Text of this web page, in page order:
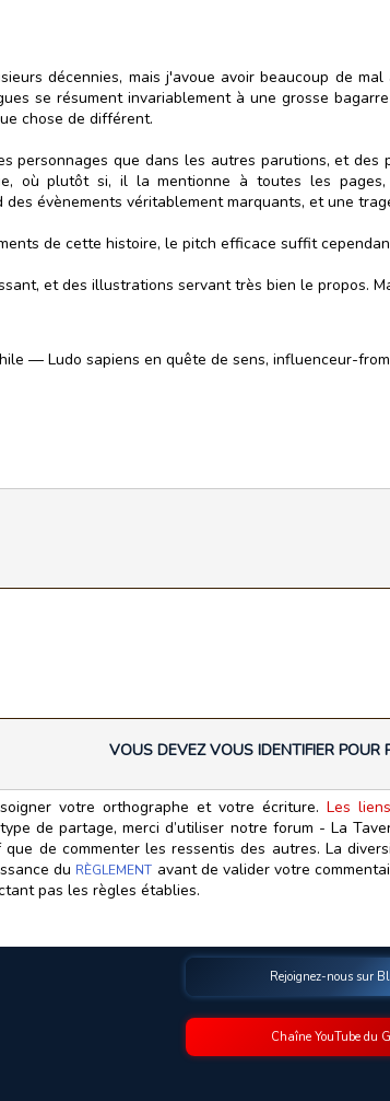
décennies, mais j'avoue avoir beaucoup de
se résument invariablement à une grosse
chose de différent.
personnages que dans les autres parutions, et
où plutôt si, il la mentionne à toutes les
évènements véritablement marquants, et une
de cette histoire, le pitch efficace suffit
et des illustrations servant très bien le propos.
— Ludo sapiens en quête de sens, influenceur-
VOUS DEVEZ VOUS IDENTIFIER POUR
votre orthographe et votre écriture.Les
de partage, merci d’utiliser notre forum - La
de commenter les ressentis des autres. La
du RÈGLEMENT avant de valider votre
pas les règles établies.
Rejoignez-nous sur
Chaîne YouTube du